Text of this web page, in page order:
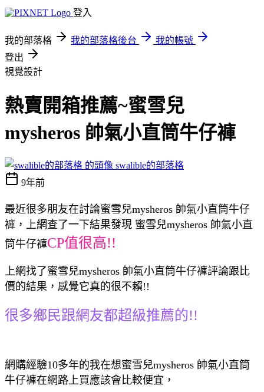
登入
我的部落格 我的部落格後台
我的帳號
登出
視覺設計
熱賣開箱推薦~蜜雪兒
mysheros 帥氣小直筒牛仔褲
swalible的部落格
9年前
最近很多朋友在討論蜜雪兒mysheros 帥氣小直筒牛仔
褲，上網查了一下結果發現 蜜雪兒mysheros 帥氣小直
筒牛仔褲CP值很高!!
上網找了蜜雪兒mysheros 帥氣小直筒牛仔褲評論跟比
價的結果，感覺它真的很不賴!!
很多鄉民跟網友都超級推薦的!!
網購經驗10多年的我在想蜜雪兒mysheros 帥氣小直筒
牛仔褲在網路上買應該會比較便宜，